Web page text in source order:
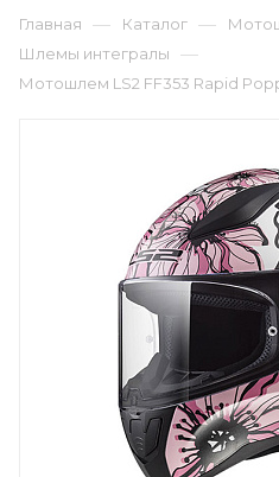
Главная — Каталог —
Шлемы интегралы —
Мотошлем LS2 FF353 Rapid